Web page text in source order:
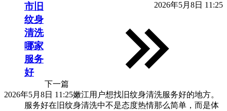
2026年5月8日 11:25
下一篇
2026年5月8日 11:25
市旧
纹身
清洗
哪家
服务
好
嫩江用户想找旧纹身清洗服务好的地方。
服务好在旧纹身清洗中不是态度热情那么简单，而是体